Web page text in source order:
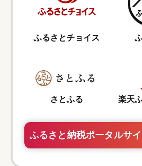
ふるさとチョイス
さとふる 楽天
ふるさと納税ポータルサ